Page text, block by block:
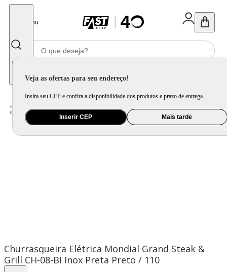
Menu
Veja as ofertas para seu endereço!
Insira seu CEP e confira a disponibilidade dos produtos e prazo de entrega.
Inserir CEP Mais tarde
Home
Churrasqueira Elétrica Mondial Grand Steak & Grill CH-08-BI Inox Preta
Churrasqueira Elétrica Mondial Grand Steak &
Grill CH-08-BI Inox Preta Preto / 110